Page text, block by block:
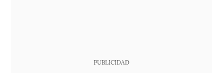
PUBLICIDAD